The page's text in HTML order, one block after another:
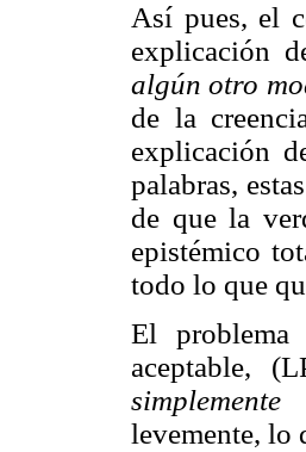
Así pues, el
explicación
algún otro
de la
explicación
palabras,
de que la
epistémico
todo lo que
El
aceptable,
levemente, lo